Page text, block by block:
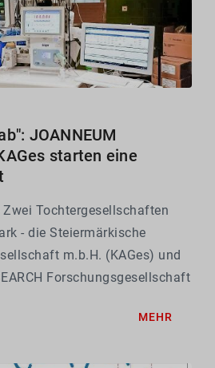
JOANNEUM
starten eine
Zwei Tochtergesellschaften
- die Steiermärkische
m.b.H. (KAGes) und
Forschungsgesellschaft
MEHR